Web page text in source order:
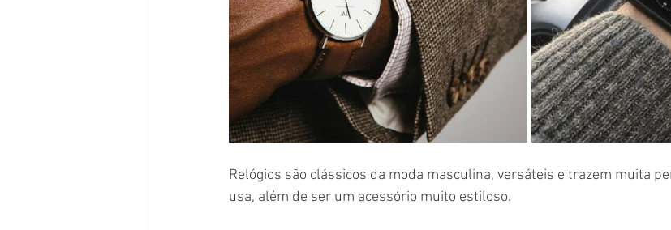
Relógios são clássicos da moda masculina, versáteis e trazem muita
usa, além de ser um acessório muito estiloso.